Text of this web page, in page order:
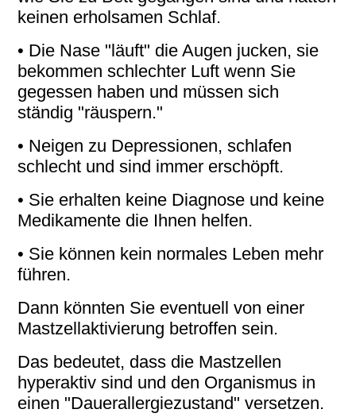
keinen erholsamen Schlaf.
• Die Nase "läuft" die Augen jucken, sie
bekommen schlechter Luft wenn Sie
gegessen haben und müssen sich
ständig "räuspern."
• Neigen zu Depressionen, schlafen
schlecht und sind immer erschöpft.
• Sie erhalten keine Diagnose und keine
Medikamente die Ihnen helfen.
• Sie können kein normales Leben mehr
führen.
Dann könnten Sie eventuell von einer
Mastzellaktivierung betroffen sein.
Das bedeutet, dass die Mastzellen
hyperaktiv sind und den Organismus in
einen "Dauerallergiezustand" versetzen.